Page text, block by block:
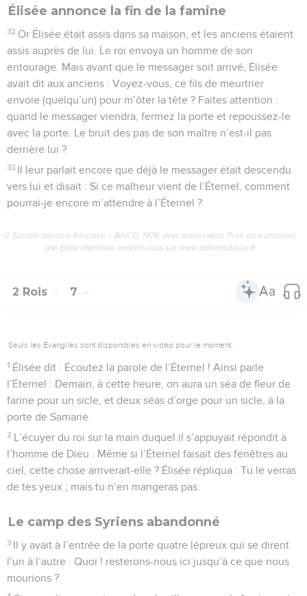
Élisée annonce la fin de la famine
32 Or Élisée était assis dans sa maison, et les anciens étaient
assis auprès de lui. Le roi envoya un homme de son
entourage. Mais avant que le messager soit arrivé, Élisée
avait dit aux anciens : Voyez-vous, ce fils de meurtrier
envoie (quelqu’un) pour m’ôter la tête ? Faites attention :
quand le messager viendra, fermez la porte et repoussez-le
avec la porte. Le bruit des pas de son maître n’est-il pas
derrière lui ?
33 Il leur parlait encore que déjà le messager était descendu
vers lui et disait : Si ce malheur vient de l’Éternel, comment
pourrai-je encore m’attendre à l’Éternel ?
© Société biblique française – Bibli’O, 1978, avec autorisation. Pour vous procurer
une Bible imprimée, rendez-vous sur www.editionsbiblio.fr
2 Rois 7
Seuls les Évangiles sont disponibles en vidéo pour le moment.
1 Élisée dit : Écoutez la parole de l’Éternel ! Ainsi parle
l’Éternel : Demain, à cette heure, on aura un séa de fleur de
farine pour un sicle, et deux séas d’orge pour un sicle, à la
porte de Samarie.
2 L’écuyer du roi sur la main duquel il s’appuyait répondit à
l’homme de Dieu : Même si l’Éternel faisait des fenêtres au
ciel, cette chose arriverait-elle ? Élisée répliqua : Tu le verras
de tes yeux ; mais tu n’en mangeras pas.
Le camp des Syriens abandonné
3 Il y avait à l’entrée de la porte quatre lépreux qui se dirent
l’un à l’autre : Quoi ! resterons-nous ici jusqu’à ce que nous
mourions ?